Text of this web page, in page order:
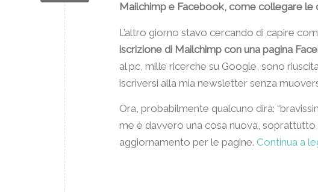
Mailchimp e Facebook, come collegare le
L’altro giorno stavo cercando di capire
iscrizione di Mailchimp con una pagina
al pc, mille ricerche su Google, sono
iscriversi alla mia newsletter senza
Ora, probabilmente qualcuno dirà:
me è davvero una cosa nuova,
aggiornamento per le pagine. Continua a